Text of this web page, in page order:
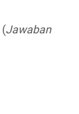
Jawaban